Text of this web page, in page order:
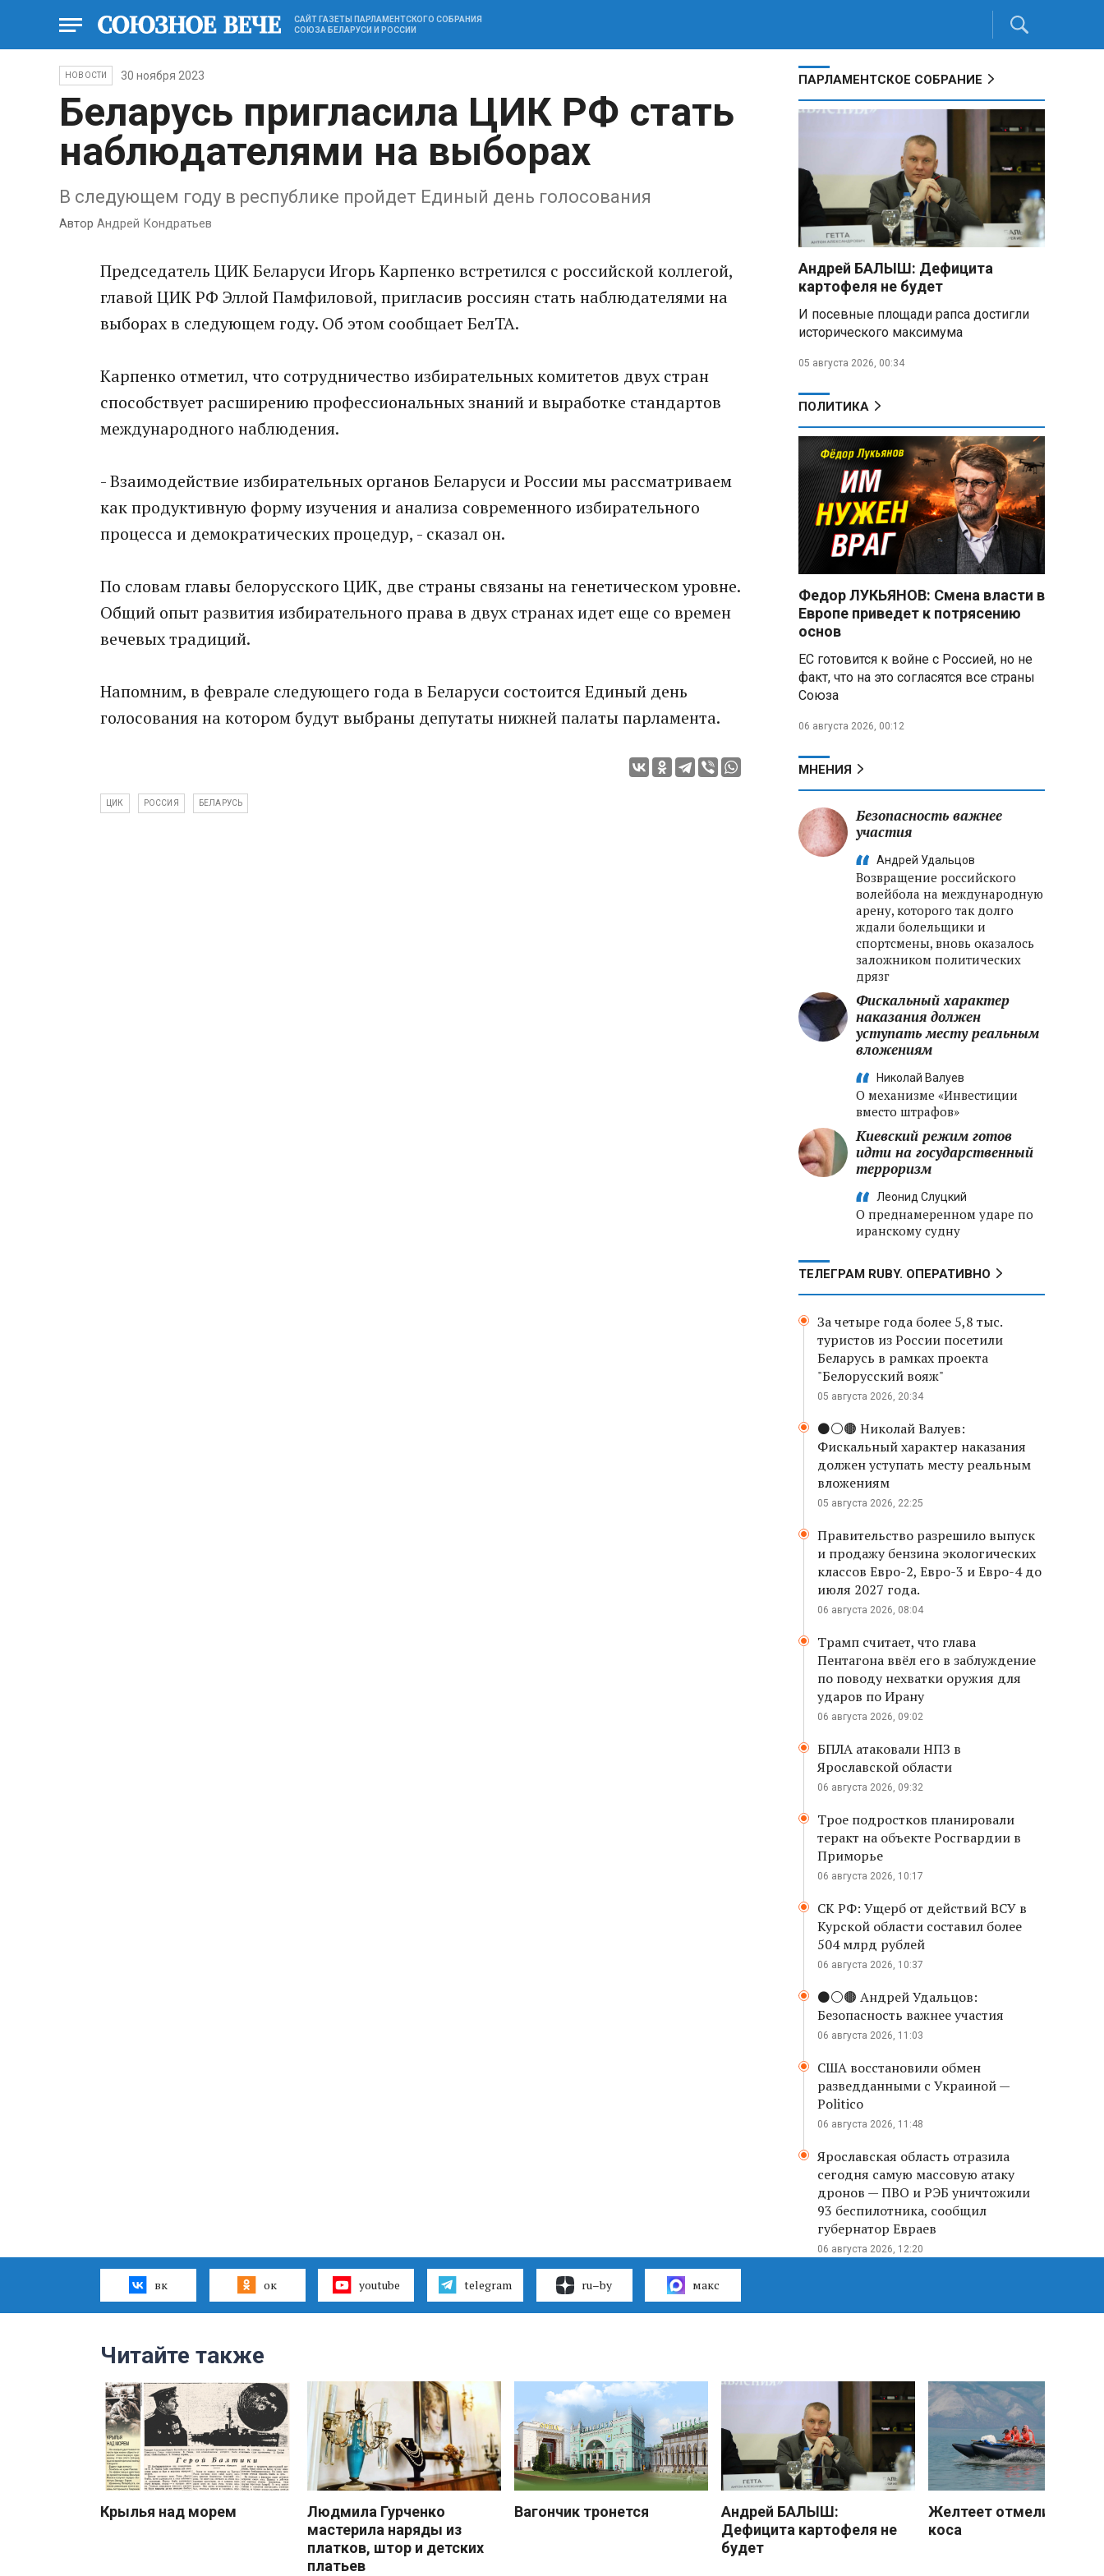
САЙТ ГАЗЕТЫ ПАРЛАМЕНТСКОГО СОБРАНИЯ
СОЮЗА БЕЛАРУСИ И РОССИИ
НОВОСТИ 30 ноября 2023
Беларусь пригласила ЦИК РФ стать
наблюдателями на выборах
В следующем году в республике пройдет Единый день голосования
Автор Андрей Кондратьев
Председатель ЦИК Беларуси Игорь Карпенко встретился с российской коллегой,
главой ЦИК РФ Эллой Памфиловой, пригласив россиян стать наблюдателями на
выборах в следующем году. Об этом сообщает БелТА.
Карпенко отметил, что сотрудничество избирательных комитетов двух стран
способствует расширению профессиональных знаний и выработке стандартов
международного наблюдения.
- Взаимодействие избирательных органов Беларуси и России мы рассматриваем
как продуктивную форму изучения и анализа современного избирательного
процесса и демократических процедур, - сказал он.
По словам главы белорусского ЦИК, две страны связаны на генетическом уровне.
Общий опыт развития избирательного права в двух странах идет еще со времен
вечевых традиций.
Напомним, в феврале следующего года в Беларуси состоится Единый день
голосования на котором будут выбраны депутаты нижней палаты парламента.
ЦИК РОССИЯ БЕЛАРУСЬ
ПАРЛАМЕНТСКОЕ СОБРАНИЕ
Андрей БАЛЫШ: Дефицита
картофеля не будет
И посевные площади рапса достигли
исторического максимума
05 августа 2026, 00:34
ПОЛИТИКА
Федор ЛУКЬЯНОВ: Смена власти в
Европе приведет к потрясению
основ
ЕС готовится к войне с Россией, но не
факт, что на это согласятся все страны
Союза
06 августа 2026, 00:12
МНЕНИЯ
Безопасность важнее
участия
Андрей Удальцов
Возвращение российского
волейбола на международную
арену, которого так долго
ждали болельщики и
спортсмены, вновь оказалось
заложником политических
дрязг
Фискальный характер
наказания должен
уступать месту реальным
вложениям
Николай Валуев
О механизме «Инвестиции
вместо штрафов»
Киевский режим готов
идти на государственный
терроризм
Леонид Слуцкий
О преднамеренном ударе по
иранскому судну
ТЕЛЕГРАМ RUBY. ОПЕРАТИВНО
За четыре года более 5,8 тыс.
туристов из России посетили
Беларусь в рамках проекта
"Белорусский вояж"
05 августа 2026, 20:34
⚫️⚪️🟤 Николай Валуев:
Фискальный характер наказания
должен уступать месту реальным
вложениям
05 августа 2026, 22:25
Правительство разрешило выпуск
и продажу бензина экологических
классов Евро-2, Евро-3 и Евро-4 до
июля 2027 года.
06 августа 2026, 08:04
Трамп считает, что глава
Пентагона ввёл его в заблуждение
по поводу нехватки оружия для
ударов по Ирану
06 августа 2026, 09:02
БПЛА атаковали НПЗ в
Ярославской области
06 августа 2026, 09:32
Трое подростков планировали
теракт на объекте Росгвардии в
Приморье
06 августа 2026, 10:17
СК РФ: Ущерб от действий ВСУ в
Курской области составил более
504 млрд рублей
06 августа 2026, 10:37
⚫️⚪️🟤 Андрей Удальцов:
Безопасность важнее участия
06 августа 2026, 11:03
США восстановили обмен
разведданными с Украиной —
Politico
06 августа 2026, 11:48
Ярославская область отразила
сегодня самую массовую атаку
дронов — ПВО и РЭБ уничтожили
93 беспилотника, сообщил
губернатор Евраев
06 августа 2026, 12:20
вк ок youtube telegram ru–by макс
Читайте также
Крылья над морем
Людмила Гурченко
мастерила наряды из
платков, штор и детских
платьев
Вагончик тронется
Андрей БАЛЫШ:
Дефицита картофеля не
будет
Желтеет отмели
коса